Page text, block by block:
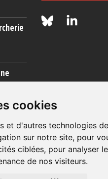
cookies
et d'autres technologies
sur notre site, pour
ciblées, pour analyser
de nos visiteurs.